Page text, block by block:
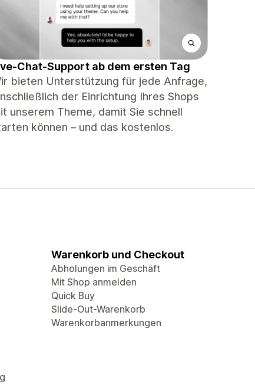
Chat-Support ab dem ersten Tag
bieten Unterstützung für jede Anfrage,
der Einrichtung Ihres Shops
unserem Theme, damit Sie schnell
können – und das kostenlos.
Warenkorb und Checkout
Abholungen im Geschäft
Mit Shop anmelden
Quick Buy
Slide-Out-Warenkorb
Warenkorbanmerkungen